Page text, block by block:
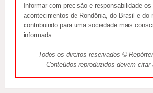
Informar com precisão e responsabilidade os
acontecimentos de Rondônia, do Brasil e do
contribuindo para uma sociedade mais
informada.
Todos os direitos reservados ©
Conteúdos reproduzidos devem citar